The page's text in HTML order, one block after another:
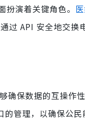
演着关键角色。
过 API 安全地交换
确保数据的互操作
管理，以确保公